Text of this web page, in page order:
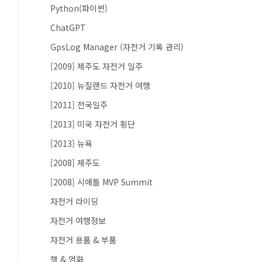
Python(파이썬)
ChatGPT
GpsLog Manager (자전거 기록 관리)
[2009] 제주도 자전거 일주
[2010] 뉴질랜드 자전거 여행
[2011] 전국일주
[2013] 미국 자전거 횡단
[2013] 뉴욕
[2008] 제주도
[2008] 시애틀 MVP Summit
자전거 라이딩
자전거 여행정보
자전거 용품 & 부품
책 & 영화